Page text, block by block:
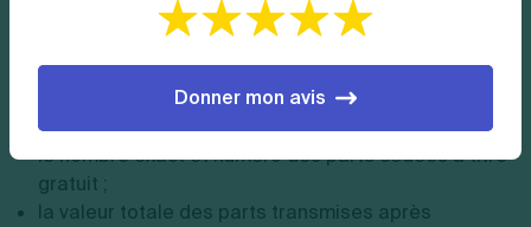
l'identité complète du donateur et du donataire ;
le nombre exact et numéro des parts cédées à titre
gratuit ;
la valeur totale des parts transmises après
Donner mon avis